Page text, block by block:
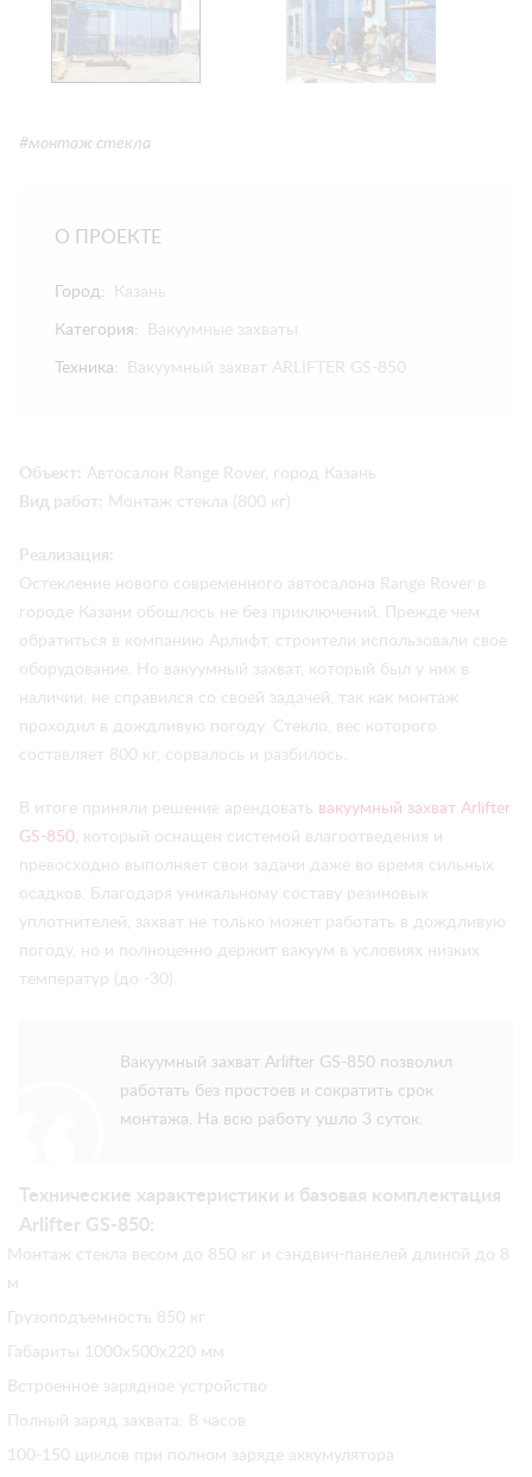
#монтаж стекла
О ПРОЕКТЕ
Город: Казань
Категория: Вакуумные захваты
Техника: Вакуумный захват ARLIFTER GS-850
Объект: Автосалон Range Rover, город Казань
Вид работ:
Монтаж стекла (800 кг)
Реализация:
Остекление нового современного автосалона Range Rover в
городе Казани обошлось не без приключений. Прежде чем
обратиться в компанию Арлифт, строители использовали свое
оборудование. Но вакуумный захват, который был у них в
наличии, не справился со своей задачей, так как монтаж
проходил в дождливую погоду. Стекло, вес которого
составляет 800 кг, сорвалось и разбилось.
В итоге приняли решение арендовать вакуумный захват Arlifter
GS-850, который оснащен системой влагоотведения и
превосходно выполняет свои задачи даже во время сильных
осадков. Благодаря уникальному составу резиновых
уплотнителей, захват не только может работать в дождливую
погоду, но и полноценно держит вакуум в условиях низких
температур (до -30).
Вакуумный захват Arlifter GS-850 позволил
работать без простоев и сократить срок
монтажа. На всю работу ушло 3 суток.
Технические характеристики и базовая комплектация
Arlifter GS-850:
Монтаж стекла весом до 850 кг и сэндвич-панелей длиной до 8
м
Грузоподъемность 850 кг
Габариты 1000х500х220 мм
Встроенное зарядное устройство
Полный заряд захвата: 8 часов
100-150 циклов при полном заряде аккумулятора